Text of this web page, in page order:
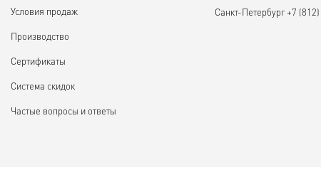
Условия продаж
Производство
Сертификаты
Система скидок
Частые вопросы и ответы
Санкт-Петербург+7 (812)